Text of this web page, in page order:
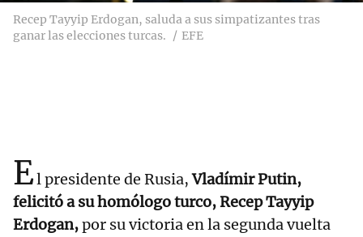
Recep Tayyip Erdogan, saluda a sus simpatizantes tras
ganar las elecciones turcas.
EFE
El presidente de Rusia,Vladímir Putin,
felicitó a su homólogo turco, Recep Tayyip
Erdogan,por su victoria en la segunda vuelta